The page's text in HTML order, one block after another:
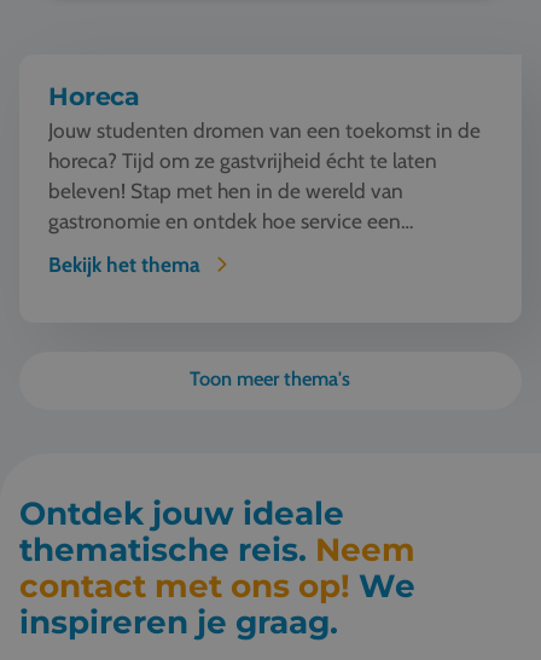
Horeca
Jouw studenten dromen van een toekomst in de
horeca? Tijd om ze gastvrijheid écht te laten
beleven! Stap met hen in de wereld van
gastronomie en ontdek hoe service een
kunstvorm wordt. Van w...
Bekijk het thema
Toon meer thema's
Ontdek jouw ideale
thematische reis. Neem
contact met ons op! We
inspireren je graag.